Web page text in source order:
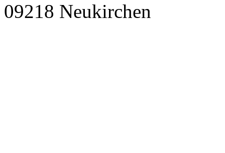
09218 Neukirchen